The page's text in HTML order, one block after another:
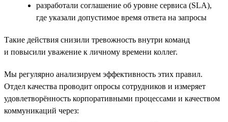
разработали соглашение об уровне сервиса (SLA),
где указали допустимое время ответа на запросы
Такие действия снизили тревожность внутри команд
и повысили уважение к личному времени коллег.
Мы регулярно анализируем эффективность этих правил.
Отдел качества проводит опросы сотрудников и измеряет
удовлетворённость корпоративными процессами и качеством
коммуникаций через: